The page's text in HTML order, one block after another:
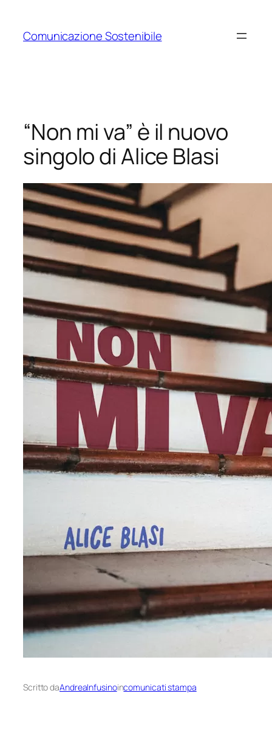
contenuto
Comunicazione Sostenibile
“Non mi va” è il nuovo
singolo di Alice Blasi
Scritto daAndreaInfusinoincomunicati stampa